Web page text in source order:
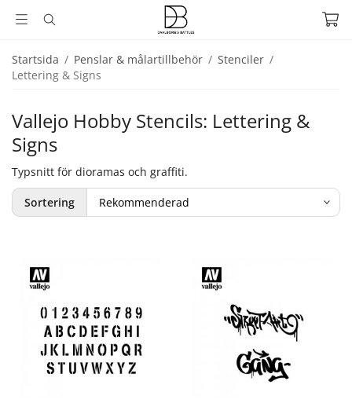
Startsida / Penslar & målartillbehör / Stenciler /
Lettering & Signs
Vallejo Hobby Stencils: Lettering &
Signs
Typsnitt för dioramas och graffiti.
Sortering